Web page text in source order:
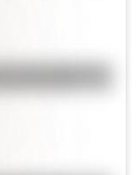
el chocolate es